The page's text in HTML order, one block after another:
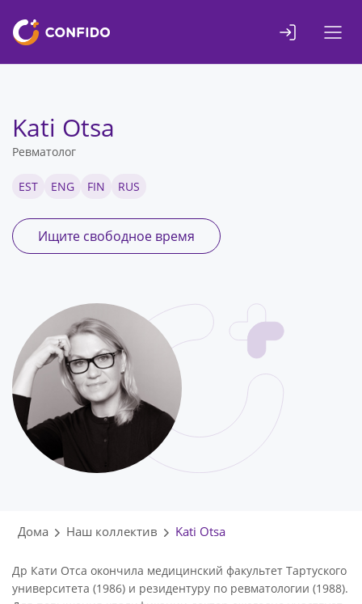
sisuni
Kati Otsa
Ревматолог
EST ENG FIN RUS
Ищите свободное время
Дома Наш коллектив Kati Otsa
Др Кати Отса окончила медицинский факультет Тартуского
университета (1986) и резидентуру по ревматологии (1988).